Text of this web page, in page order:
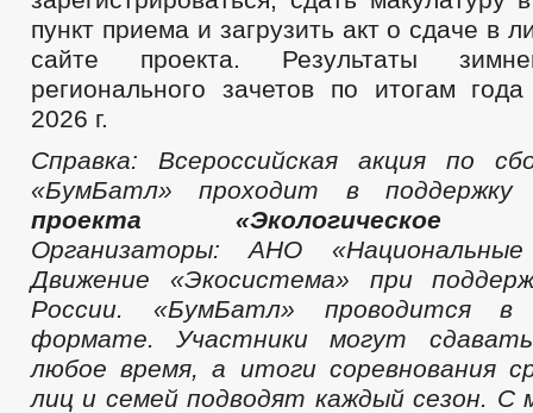
пункт приема и загрузить акт о сдаче в
сайте проекта. Результаты
регионального зачетов по итогам
2026 г.
Справка: Всероссийская акция по
«БумБатл» проходит в
проекта «Экологическое
Организаторы: АНО
Движение «Экосистема» при
России. «БумБатл» проводится в
формате. Участники могут
любое время, а итоги соревнования
лиц и семей подводят каждый сезон. С